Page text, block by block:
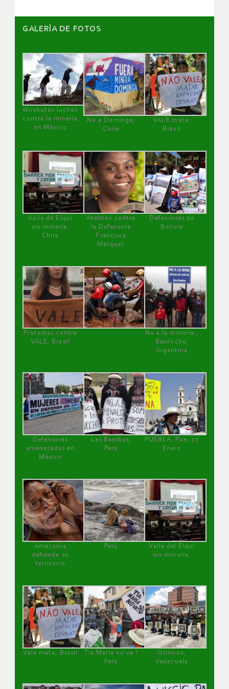
GALERÌA DE FOTOS
Wirakutas luchan
contra la minería
en México
No a Dominga,
Chile
VALE mata,
Brasil
Valle de Elqui
sin minería.
Chile
Atentan contra
la Defensora
Francisca
Márquez
Defensoras de
Bolivia
Protestas contra
VALE, Brasil
No a la minería ,
Bariloche,
Argentina
Defensoras
amenazadas en
México
Las Bambas,
Perú
PUEBLA, Pue, 27
Enero
Amazonía
defiende su
territorio
Perú
Valle del Elqui
sin minería.
Vale mata, Brasil
Tía María no va !
Perú
Orinoco,
Venezuela